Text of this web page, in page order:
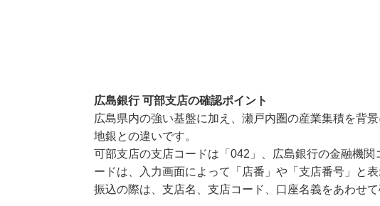
広島銀行 可部支店の確認ポイント
広島県内の強い基盤に加え、瀬戸内圏の産業集積を背
地銀との違いです。
可部支店の支店コードは「042」、広島銀行の金融機
ードは、入力画面によって「店番」や「支店番号」と
振込の際は、支店名、支店コード、口座名義をあわせて